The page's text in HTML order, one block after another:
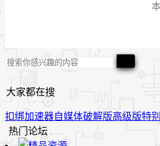
大家都在搜
扣绑加速器自媒体破解版高级版特
热门论坛